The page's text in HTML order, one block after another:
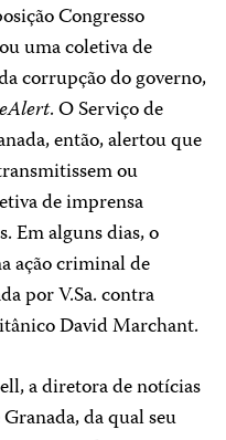
Congresso
uma coletiva de
corrupção do governo,
. O Serviço de
então, alertou que
ou
de imprensa
Em alguns dias, o
ação criminal de
por V.Sa. contra
David Marchant.
a diretora de notícias
da qual seu